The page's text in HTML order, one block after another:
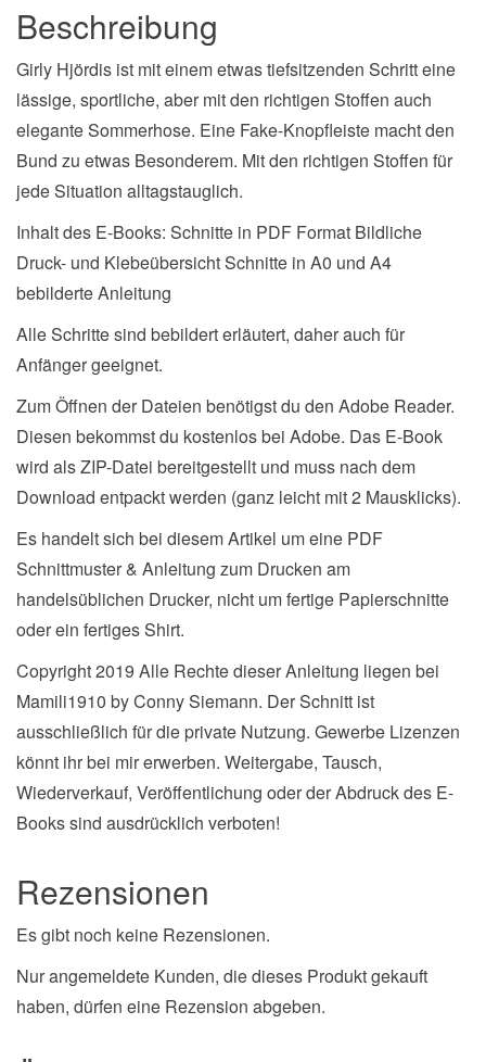
Beschreibung
Girly Hjördis ist mit einem etwas tiefsitzenden Schritt eine
lässige, sportliche, aber mit den richtigen Stoffen auch
elegante Sommerhose. Eine Fake-Knopfleiste macht den
Bund zu etwas Besonderem. Mit den richtigen Stoffen für
jede Situation alltagstauglich.
Inhalt des E-Books: Schnitte in PDF Format Bildliche
Druck- und Klebeübersicht Schnitte in A0 und A4
bebilderte Anleitung
Alle Schritte sind bebildert erläutert, daher auch für
Anfänger geeignet.
Zum Öffnen der Dateien benötigst du den Adobe Reader.
Diesen bekommst du kostenlos bei Adobe. Das E-Book
wird als ZIP-Datei bereitgestellt und muss nach dem
Download entpackt werden (ganz leicht mit 2 Mausklicks).
Es handelt sich bei diesem Artikel um eine PDF
Schnittmuster & Anleitung zum Drucken am
handelsüblichen Drucker, nicht um fertige Papierschnitte
oder ein fertiges Shirt.
Copyright 2019 Alle Rechte dieser Anleitung liegen bei
Mamili1910 by Conny Siemann. Der Schnitt ist
ausschließlich für die private Nutzung. Gewerbe Lizenzen
könnt ihr bei mir erwerben. Weitergabe, Tausch,
Wiederverkauf, Veröffentlichung oder der Abdruck des E-
Books sind ausdrücklich verboten!
Rezensionen
Es gibt noch keine Rezensionen.
Nur angemeldete Kunden, die dieses Produkt gekauft
haben, dürfen eine Rezension abgeben.